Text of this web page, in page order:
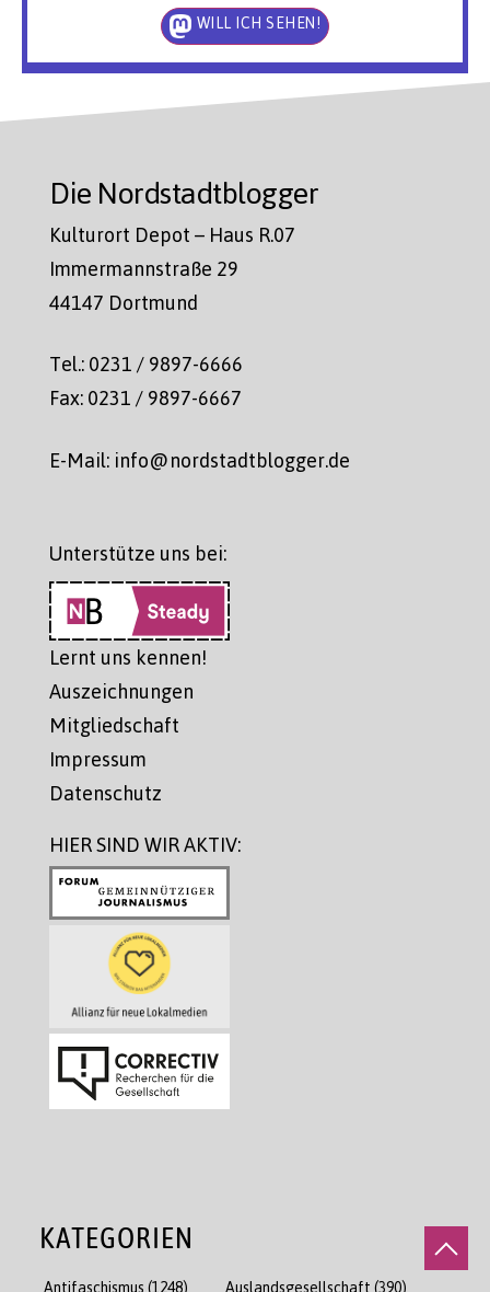
WILL ICH SEHEN!
Die Nordstadtblogger
Kulturort Depot – Haus R.07
Immermannstraße 29
44147 Dortmund
Tel.: 0231 / 9897-6666
Fax: 0231 / 9897-6667
E-Mail: info@nordstadtblogger.de
Unterstütze uns bei:
Lernt uns kennen!
Auszeichnungen
Mitgliedschaft
Impressum
Datenschutz
HIER SIND WIR AKTIV:
KATEGORIEN
Antifaschismus (1248) Auslandsgesellschaft (390)